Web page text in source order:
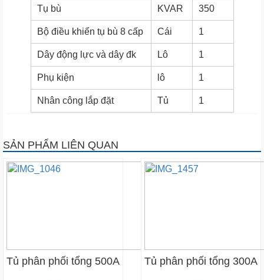
Tụ bù KVAR 350
Bộ điều khiển tụ bù 8 cấp Cái 1
Dây động lực và dây đk Lô 1
Phụ kiện lô 1
Nhân công lắp đặt Tủ 1
SẢN PHẨM LIÊN QUAN
Tủ phân phối tổng 500A Tủ phân phối tổng 300A